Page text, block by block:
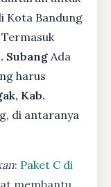
Kota Bandung
Subang Ada
harus
Kab.
di antaranya
: Paket C di
membantu